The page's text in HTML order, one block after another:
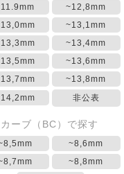
~12,8mm
~13,1mm
~13,4mm
~13,6mm
~13,8mm
非公表
ーブ（BC）で探す
~8,6mm
~8,8mm